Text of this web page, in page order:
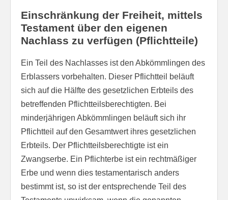
Einschränkung der Freiheit, mittels
Testament über den eigenen
Nachlass zu verfügen (Pflichtteile)
Ein Teil des Nachlasses ist den Abkömmlingen des
Erblassers vorbehalten. Dieser Pflichtteil beläuft
sich auf die Hälfte des gesetzlichen Erbteils des
betreffenden Pflichtteilsberechtigten. Bei
minderjährigen Abkömmlingen beläuft sich ihr
Pflichtteil auf den Gesamtwert ihres gesetzlichen
Erbteils. Der Pflichtteilsberechtigte ist ein
Zwangserbe. Ein Pflichterbe ist ein rechtmäßiger
Erbe und wenn dies testamentarisch anders
bestimmt ist, so ist der entsprechende Teil des